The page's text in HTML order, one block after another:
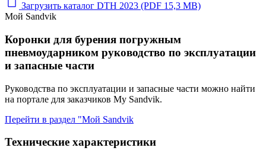
Загрузить каталог DTH 2023 (PDF 15,3 MB)
Мой Sandvik
Коронки для бурения погружным
пневмоударником руководство по эксплуатации
и запасные части
Руководства по эксплуатации и запасные части можно найти
на портале для заказчиков My Sandvik.
Перейти в раздел "Мой Sandvik
Технические характеристики